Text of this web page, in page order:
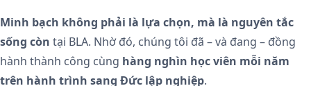
Minh bạch không phải là lựa chọn, mà là nguyên tắc
sống còn tại BLA. Nhờ đó, chúng tôi đã – và đang – đồng
hành thành công cùng hàng nghìn học viên mỗi năm
trên hành trình sang Đức lập nghiệp.